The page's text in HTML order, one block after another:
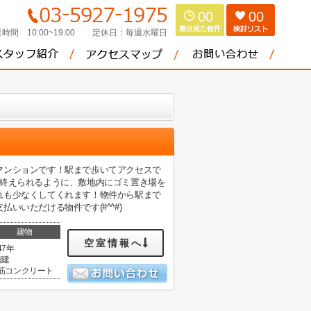
時間 10:00~19:00 定休日： 毎週水曜日
00 00
ションです！駅まで歩いてアクセスで
えられるように、敷地内にゴミ置き場を
少なくしてくれます！物件から駅まで
いいただける物件です(#^^#)
建物
年
建
コンクリート
空室情報へ